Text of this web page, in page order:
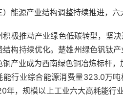
）能源产业结构调整持续推进，
积极推动产业绿色低碳转型，坚
结构持续优化。楚雄州绿色钒钛
铜产业成为西南绿色铜冶炼标杆
能行业综合能源消费量323.0万
年，规模以上工业六大高耗能行